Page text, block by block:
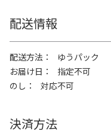
配送情報
配送方法
ゆうパック
お届け日
指定不可
のし
対応不可
決済方法